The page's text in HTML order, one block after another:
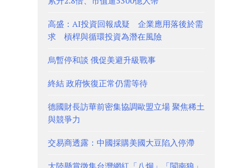
高盛：AI投資回報成疑 企業應用落後於需
求 槓桿與循環投資為潛在風險
烏暫停和談 俄促美避升級戰事
終結 政府恢復正常仍需等待
德國財長訪華前密集協調歐盟立場 聚焦稀土
與競爭力
交易商透露：中國採購美國大豆陷入停滯